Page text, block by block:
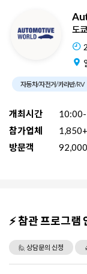
도
자동차/자전거/카라반/RV
개최시간
참가업체
1,850+
방문객
⚡ 참관 프로그램
🙋 상담문의 신청